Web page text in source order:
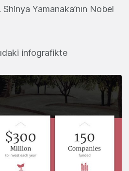
Yamanaka’nın Nobel
infografikte